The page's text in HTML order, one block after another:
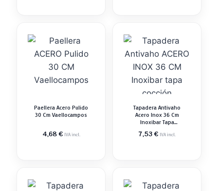
Paellera Acero Pulido
30 Cm Vaellocampos
4,68€ IVA incl.
Tapadera Antivaho
Acero Inox 36 Cm
Inoxibar Tapa
7,53€ IVA incl.